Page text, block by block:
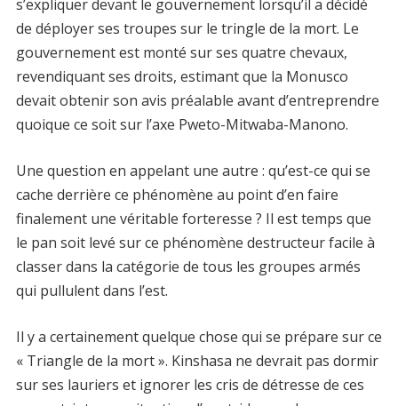
s’expliquer devant le gouvernement lorsqu’il a décidé
de déployer ses troupes sur le tringle de la mort. Le
gouvernement est monté sur ses quatre chevaux,
revendiquant ses droits, estimant que la Monusco
devait obtenir son avis préalable avant d’entreprendre
quoique ce soit sur l’axe Pweto-Mitwaba-Manono.
Une question en appelant une autre : qu’est-ce qui se
cache derrière ce phénomène au point d’en faire
finalement une véritable forteresse ? Il est temps que
le pan soit levé sur ce phénomène destructeur facile à
classer dans la catégorie de tous les groupes armés
qui pullulent dans l’est.
Il y a certainement quelque chose qui se prépare sur ce
« Triangle de la mort ». Kinshasa ne devrait pas dormir
sur ses lauriers et ignorer les cris de détresse de ces